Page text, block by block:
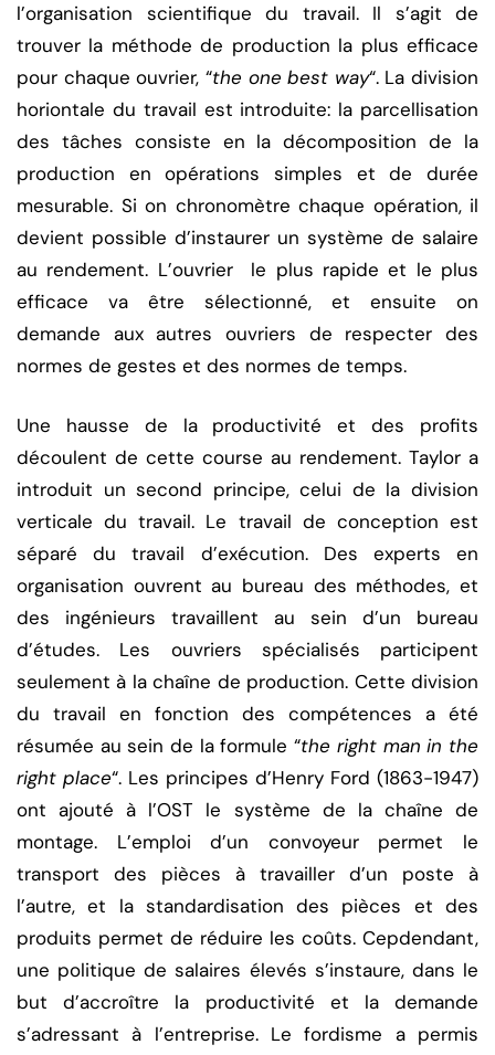
l’organisation scientifique du travail. Il s’agit de
trouver la méthode de production la plus efficace
pour chaque ouvrier, “the one best way“. La division
horiontale du travail est introduite: la parcellisation
des tâches consiste en la décomposition de la
production en opérations simples et de durée
mesurable. Si on chronomètre chaque opération, il
devient possible d’instaurer un système de salaire
au rendement. L’ouvrier le plus rapide et le plus
efficace va être sélectionné, et ensuite on
demande aux autres ouvriers de respecter des
normes de gestes et des normes de temps.
Une hausse de la productivité et des profits
découlent de cette course au rendement. Taylor a
introduit un second principe, celui de la division
verticale du travail. Le travail de conception est
séparé du travail d’exécution. Des experts en
organisation ouvrent au bureau des méthodes, et
des ingénieurs travaillent au sein d’un bureau
d’études. Les ouvriers spécialisés participent
seulement à la chaîne de production. Cette division
du travail en fonction des compétences a été
résumée au sein de la formule “the right man in the
right place“. Les principes d’Henry Ford (1863-1947)
ont ajouté à l’OST le système de la chaîne de
montage. L’emploi d’un convoyeur permet le
transport des pièces à travailler d’un poste à
l’autre, et la standardisation des pièces et des
produits permet de réduire les coûts. Cepdendant,
une politique de salaires élevés s’instaure, dans le
but d’accroître la productivité et la demande
s’adressant à l’entreprise. Le fordisme a permis